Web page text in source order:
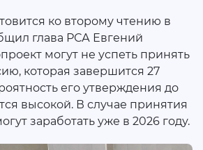
ко второму чтению в
глава РСА Евгений
могут не успеть принять
которая завершится 27
его утверждения до
высокой. В случае принятия
заработать уже в 2026 году.